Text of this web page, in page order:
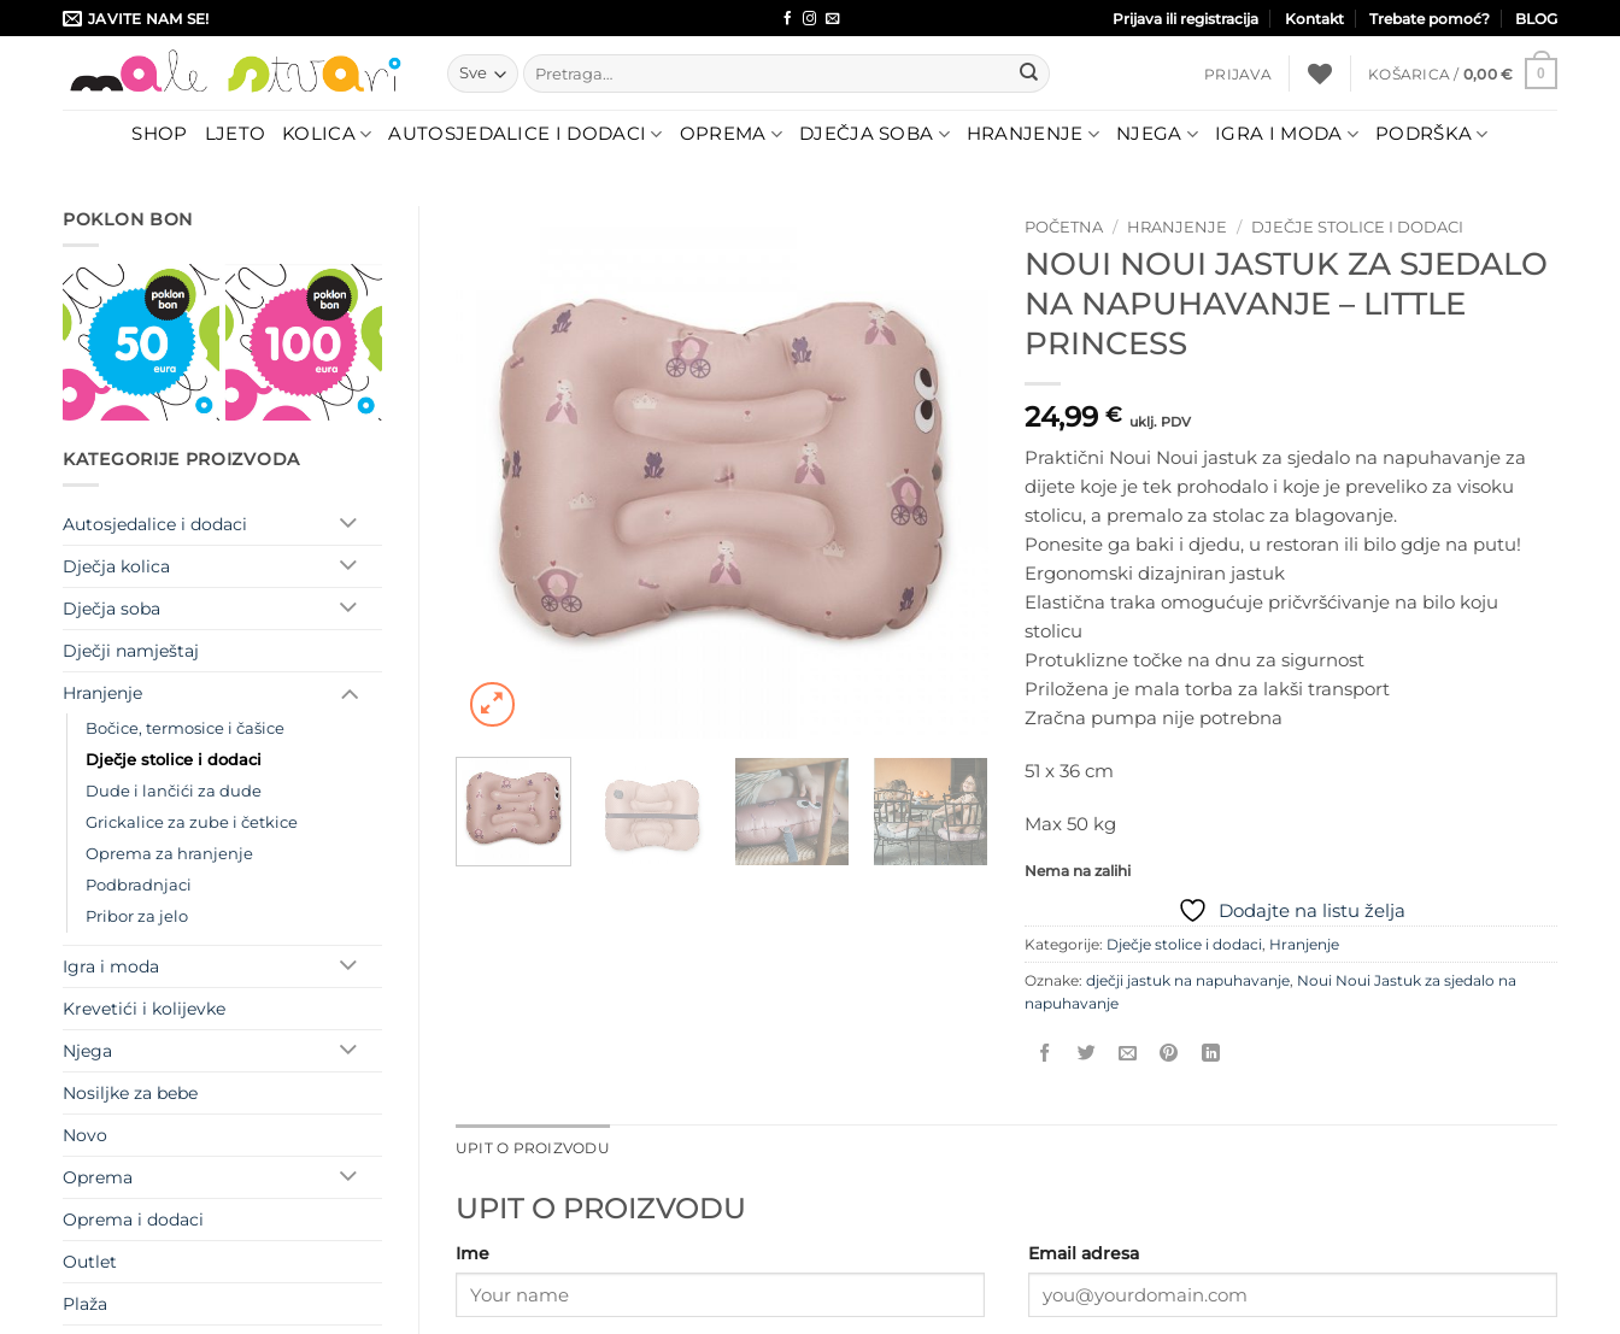
to
JAVITE NAM SE! Prijava ili registracija Kontakt Trebate pomoć? BLOG
Pretraži:
PRIJAVA KOŠARICA / 0,00 € 0
SHOP LJETO KOLICA AUTOSJEDALICE I DODACI OPREMA DJEČJA SOBA HRANJENJE NJEGA IGRA I MODA PODRŠKA
POKLON BON
KATEGORIJE PROIZVODA
Autosjedalice i dodaci
Dječja kolica
Dječja soba
Dječji namještaj
Hranjenje
Bočice, termosice i čašice
Dječje stolice i dodaci
Dude i lančići za dude
Grickalice za zube i četkice
Oprema za hranjenje
Podbradnjaci
Pribor za jelo
Igra i moda
Krevetići i kolijevke
Njega
Nosiljke za bebe
Novo
Oprema
Oprema i dodaci
Outlet
Plaža
želja
POČETNA / HRANJENJE / DJEČJE STOLICE I DODACI
NOUI NOUI JASTUK ZA SJEDALO
NA NAPUHAVANJE – LITTLE
PRINCESS
24,99 € uklj. PDV
Praktični Noui Noui jastuk za sjedalo na napuhavanje za
dijete koje je tek prohodalo i koje je preveliko za visoku
stolicu, a premalo za stolac za blagovanje.
Ponesite ga baki i djedu, u restoran ili bilo gdje na putu!
Ergonomski dizajniran jastuk
Elastična traka omogućuje pričvršćivanje na bilo koju
stolicu
Protuklizne točke na dnu za sigurnost
Priložena je mala torba za lakši transport
Zračna pumpa nije potrebna
51 x 36 cm
Max 50 kg
Nema na zalihi
Dodajte na listu želja
Kategorije: Dječje stolice i dodaci Hranjenje
Oznake: dječji jastuk na napuhavanje Noui Noui Jastuk za sjedalo na
napuhavanje
UPIT O PROIZVODU
UPIT O PROIZVODU
Ime Email adresa